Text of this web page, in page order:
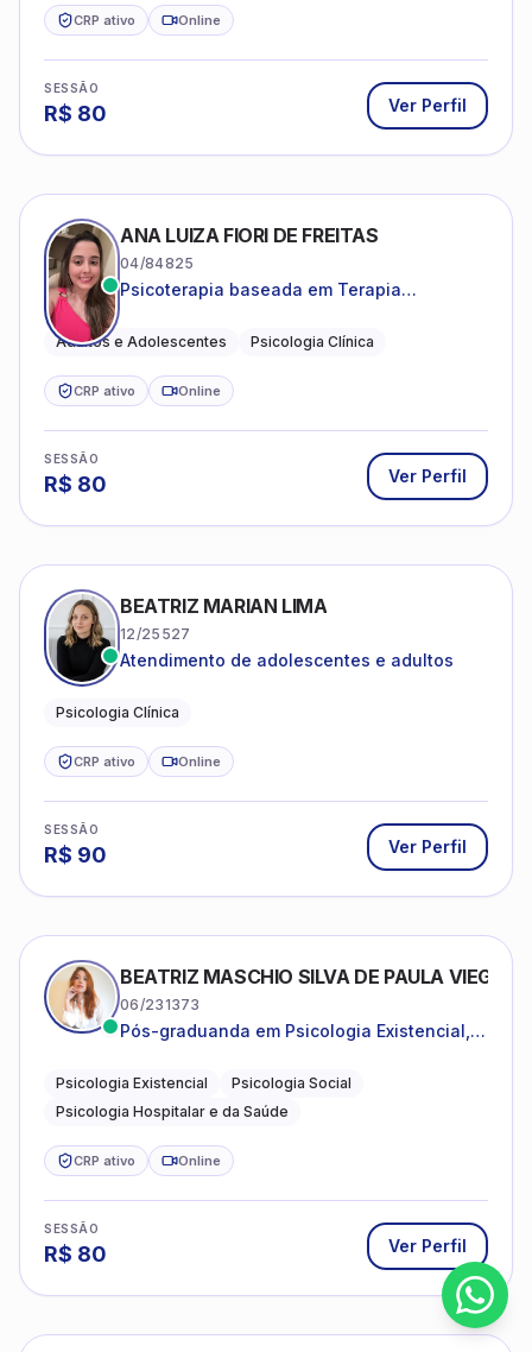
CRP ativo Online
SESSÃO
R$ 80 Ver Perfil
ANA LUIZA FIORI DE FREITAS
04/84825
Psicoterapia baseada em Terapia
Adultos e Adolescentes Psicologia Clínica
CRP ativo Online
SESSÃO
R$ 80 Ver Perfil
BEATRIZ MARIAN LIMA
12/25527
Atendimento de adolescentes e adultos
Psicologia Clínica
CRP ativo Online
SESSÃO
R$ 90 Ver Perfil
BEATRIZ MASCHIO SILVA DE PAULA VIEGAS
06/231373
Pós-graduanda em Psicologia Existencial,
da Saúde.
Psicologia Existencial
Psicologia Social
Psicologia Hospitalar e da Saúde
CRP ativo Online
SESSÃO
R$ 80 Ver Perfil